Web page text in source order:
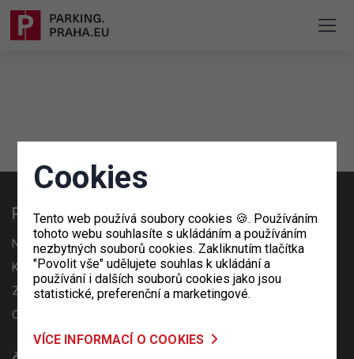
Praktické informace
Nabídka spolupráce - OpenHouse
Ke stažení
Zpracování osobních údajů
Cookies
Cookies
Tento web používá soubory cookies 🍪. Používáním
tohoto webu souhlasíte s ukládáním a používáním
nezbytných souborů cookies. Zakliknutím tlačítka
"Povolit vše" udělujete souhlas k ukládání a
používání i dalších souborů cookies jako jsou
statistické, preferenční a marketingové.
VÍCE INFORMACÍ O COOKIES